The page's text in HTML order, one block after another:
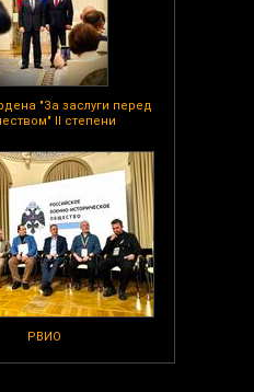
"За заслуги перед
II степени
РВИО